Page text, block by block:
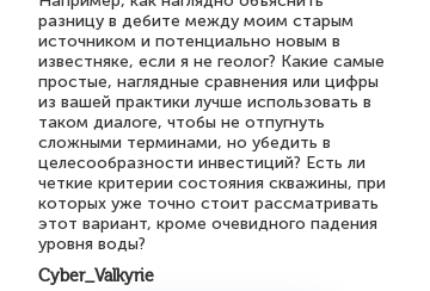
разницу в дебите между моим старым
источником и потенциально новым в
известняке, если я не геолог? Какие самые
простые, наглядные сравнения или цифры
из вашей практики лучше использовать в
таком диалоге, чтобы не отпугнуть
сложными терминами, но убедить в
целесообразности инвестиций? Есть ли
четкие критерии состояния скважины, при
которых уже точно стоит рассматривать
этот вариант, кроме очевидного падения
уровня воды?
Cyber_Valkyrie